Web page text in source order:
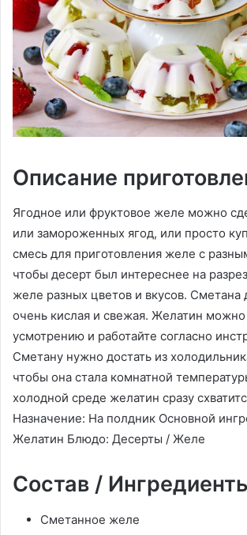
Описание
Ягодное или фруктовое желе можно
или замороженных ягод, или просто
смесь для приготовления желе с
чтобы десерт был интереснее на
желе разных цветов и вкусов.
очень кислая и свежая. Желатин можно
усмотрению и работайте согласно
Сметану нужно достать из
чтобы она стала комнатной
холодной среде желатин сразу
Назначение: На полдник Основной
Желатин Блюдо: Десерты / Желе
Состав /
Сметанное желе